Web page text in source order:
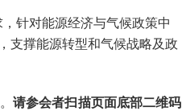
针对能源经济与气候政策中
支撑能源转型和气候战略及政
请参会者扫描页面底部二维码